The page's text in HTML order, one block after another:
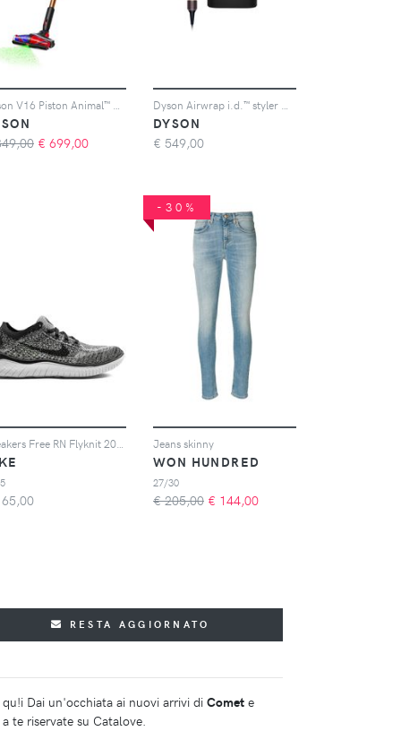
€ 699,00
DYSON
€ 549,00
-30%
Jeans skinny
WON HUNDRED
27/30
€ 205,00 € 144,00
RESTA AGGIORNATO
Dai un'occhiata ai nuovi arrivi di Comet e
a te riservate su Catalove.